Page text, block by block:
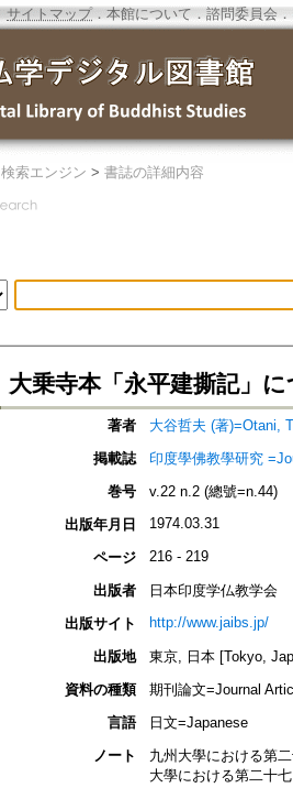
サイトマップ．本館について ． 諮問委員会 ．
検索エンジン > 書誌の詳細内容
大乗寺本「永平建撕記」
著者
大谷哲夫 (著)=Otani,
掲載誌
印度學佛教學研究
巻号
v.22 n.2 (總號=n.44)
出版年月日
1974.03.31
ページ 216 - 219
出版者
日本印度学仏教学会
出版サイト
http://www.jaibs.jp/
出版地
東京, 日本 [Tokyo,
資料の種類
期刊論文=Journal
言語
日文=Japanese
ノート
九州大學における第
大學における第二十